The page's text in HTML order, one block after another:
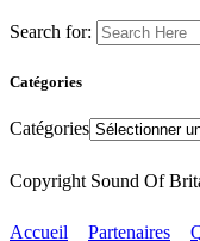
Search for:
Catégories
Catégories
Copyright Sound Of
Accueil Partenaires